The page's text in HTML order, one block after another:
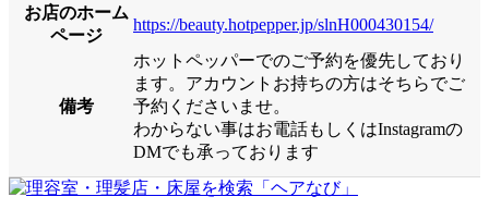
お店のホーム
ページ
https://beauty.hotpepper.jp/slnH000430154/
備考
ホットペッパーでのご予約を優先しており
ます。アカウントお持ちの方はそちらでご
予約くださいませ。
わからない事はお電話もしくはInstagramの
DMでも承っております